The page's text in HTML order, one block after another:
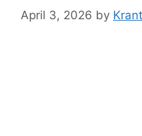
April 3, 2026 by